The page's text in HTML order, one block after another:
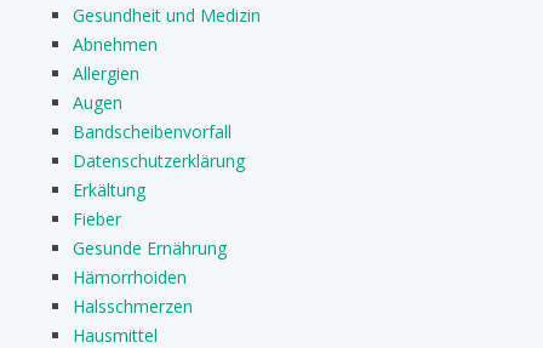
Gesundheit und Medizin
Abnehmen
Allergien
Augen
Bandscheibenvorfall
Datenschutzerklärung
Erkältung
Fieber
Gesunde Ernährung
Hämorrhoiden
Halsschmerzen
Hausmittel